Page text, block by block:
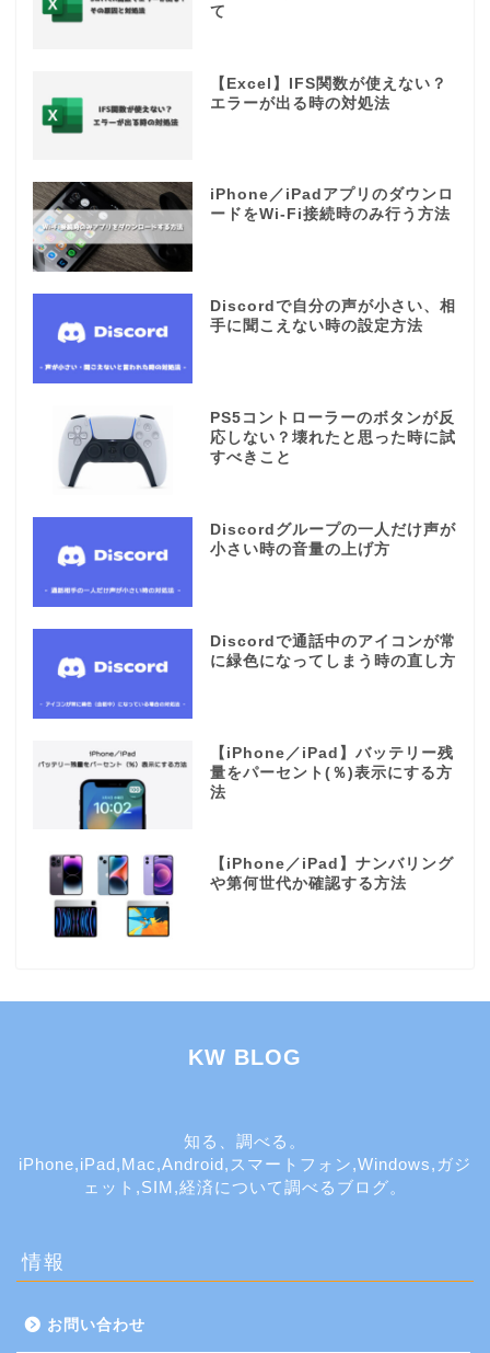
て
【Excel】IFS関数が使えない？
エラーが出る時の対処法
iPhone／iPadアプリのダウンロ
ードをWi-Fi接続時のみ行う方法
Discordで自分の声が小さい、相
手に聞こえない時の設定方法
PS5コントローラーのボタンが反
応しない？壊れたと思った時に試
すべきこと
Discordグループの一人だけ声が
小さい時の音量の上げ方
Discordで通話中のアイコンが常
に緑色になってしまう時の直し方
【iPhone／iPad】バッテリー残
量をパーセント(％)表示にする方
法
【iPhone／iPad】ナンバリング
や第何世代か確認する方法
KW BLOG
知る、調べる。
iPhone,iPad,Mac,Android,スマートフォン,Windows,ガジ
ェット,SIM,経済について調べるブログ。
情報
お問い合わせ